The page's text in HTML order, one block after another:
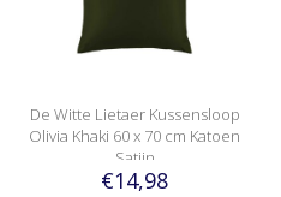
De Witte Lietaer Kussensloop
Olivia Khaki 60 x 70 cm Katoen
Satijn
€14,98